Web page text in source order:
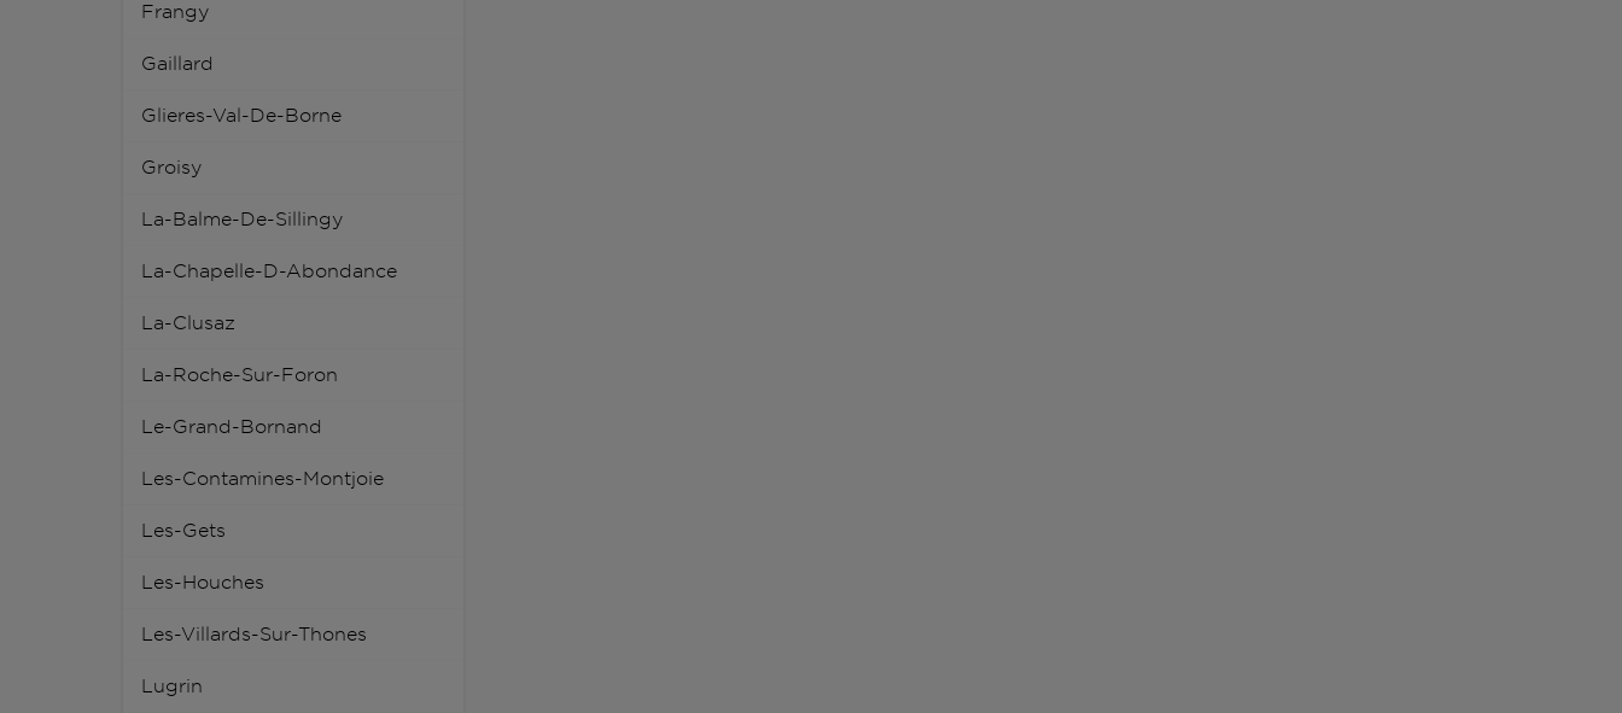
Frangy
Gaillard
Glieres-Val-De-Borne
Groisy
La-Balme-De-Sillingy
La-Chapelle-D-Abondance
La-Clusaz
La-Roche-Sur-Foron
Le-Grand-Bornand
Les-Contamines-Montjoie
Les-Gets
Les-Houches
Les-Villards-Sur-Thones
Lugrin